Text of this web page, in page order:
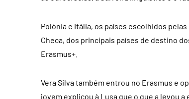
Polónia e Itália, os países escolhidos
Checa, dos principais países de destino
Erasmus+.
Vera Silva também entrou no Erasmus e
jovem explicou à Lusa que o que a levou a